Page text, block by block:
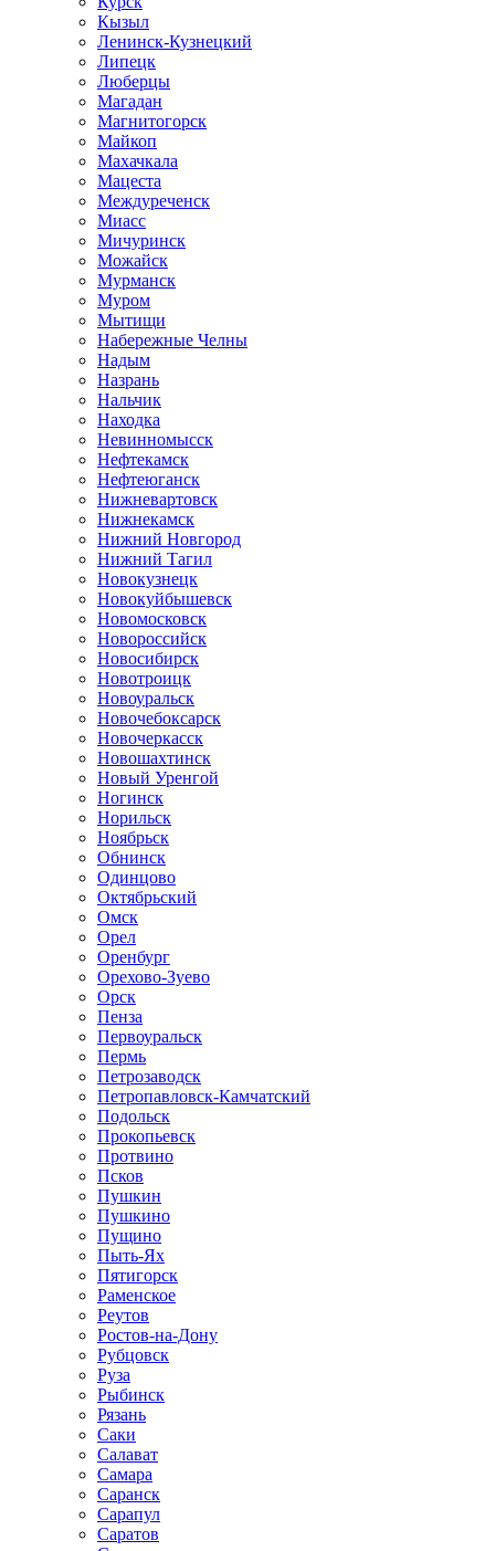
Кызыл
Ленинск-Кузнецкий
Липецк
Люберцы
Магадан
Магнитогорск
Майкоп
Махачкала
Мацеста
Междуреченск
Миасс
Мичуринск
Можайск
Мурманск
Муром
Мытищи
Набережные Челны
Надым
Назрань
Нальчик
Находка
Невинномысск
Нефтекамск
Нефтеюганск
Нижневартовск
Нижнекамск
Нижний Новгород
Нижний Тагил
Новокузнецк
Новокуйбышевск
Новомосковск
Новороссийск
Новосибирск
Новотроицк
Новоуральск
Новочебоксарск
Новочеркасск
Новошахтинск
Новый Уренгой
Ногинск
Норильск
Ноябрьск
Обнинск
Одинцово
Октябрьский
Омск
Орел
Оренбург
Орехово-Зуево
Орск
Пенза
Первоуральск
Пермь
Петрозаводск
Петропавловск-Камчатский
Подольск
Прокопьевск
Протвино
Псков
Пушкин
Пушкино
Пущино
Пыть-Ях
Пятигорск
Раменское
Реутов
Ростов-на-Дону
Рубцовск
Руза
Рыбинск
Рязань
Саки
Салават
Самара
Саранск
Сарапул
Саратов